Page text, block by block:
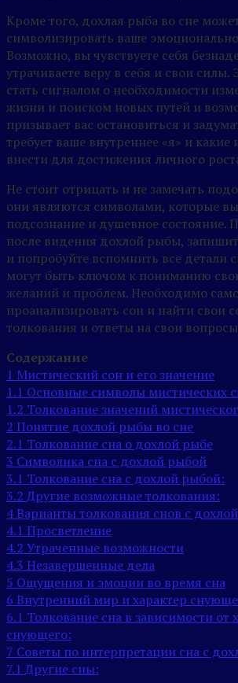
Кроме того, дохлая рыба во сне
символизировать ваше
Возможно, вы чувствуете себя
утрачиваете веру в себя и свои силы.
стать сигналом о необходимости
жизни и поиском новых путей и
призывает вас остановиться и
требует ваше внутреннее «я» и
внести для достижения личного
Не стоит отрицать и не замечать
они являются символами, которые
подсознание и душевное состояние.
после видения дохлой рыбы,
и попробуйте вспомнить все детали
могут быть ключом к пониманию
желаний и проблем. Необходимо
проанализировать сон и найти свои
толкования и ответы на свои
Содержание
1 Мистический сон и его значение
1.1 Основные символы мистических
1.2 Толкование значений
2 Понятие дохлой рыбы во сне
2.1 Толкование сна о дохлой рыбе
3 Символика сна с дохлой рыбой
3.1 Толкование сна с дохлой рыбой:
3.2 Другие возможные толкования:
4Варианты толкования снов с
4.1 Просветление
4.2 Утраченные возможности
4.3 Незавершенные дела
5 Ощущения и эмоции во время сна
6 Внутренний мир и характер
6.1 Толкование сна в зависимости от
снующего:
7 Советы по интерпретации сна с
7.1 Другие сны: